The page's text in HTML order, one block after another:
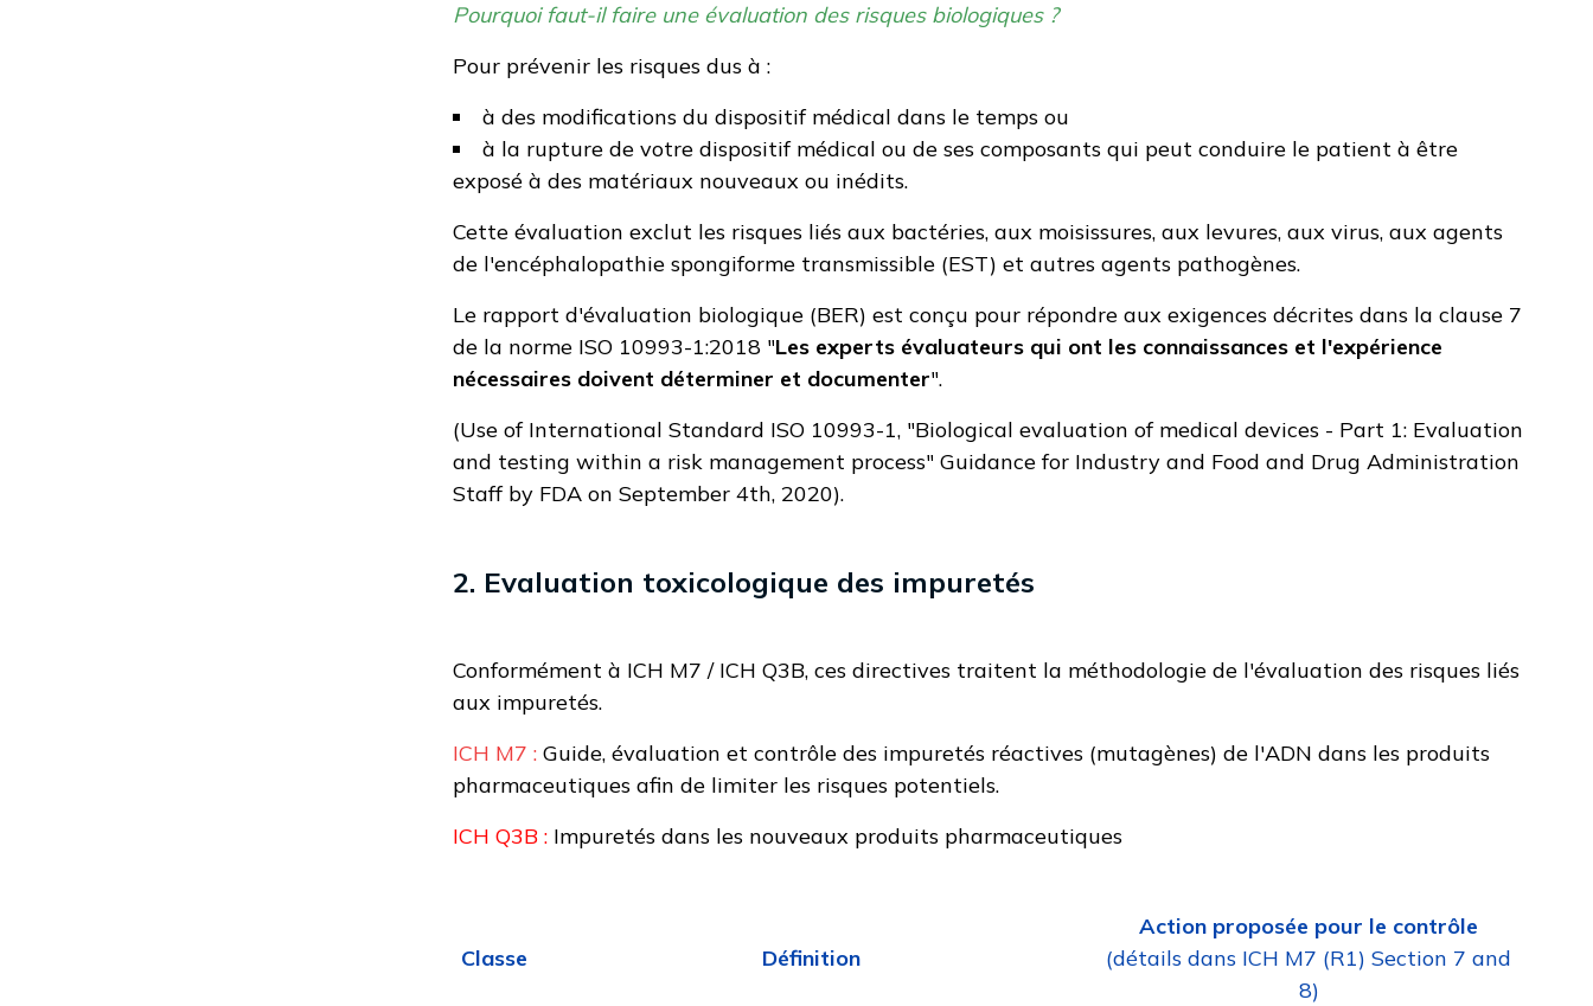
Pourquoi faut-il faire une évaluation des risques biologiques ?
Pour prévenir les risques dus à :
à des modifications du dispositif médical dans le temps ou
à la rupture de votre dispositif médical ou de ses composants qui peut conduire le patient à être
exposé à des matériaux nouveaux ou inédits.
Cette évaluation exclut les risques liés aux bactéries, aux moisissures, aux levures, aux virus, aux agents
de l'encéphalopathie spongiforme transmissible (EST) et autres agents pathogènes.
Le rapport d'évaluation biologique (BER) est conçu pour répondre aux exigences décrites dans la clause 7
de la norme ISO 10993-1:2018 "Les experts évaluateurs qui ont les connaissances et l'expérience
nécessaires doivent déterminer et documenter".
(Use of International Standard ISO 10993-1, "Biological evaluation of medical devices - Part 1: Evaluation
and testing within a risk management process" Guidance for Industry and Food and Drug Administration
Staff by FDA on September 4th, 2020).
2. Evaluation toxicologique des impuretés
Conformément à ICH M7 / ICH Q3B, ces directives traitent la méthodologie de l'évaluation des risques liés
aux impuretés.
ICH M7 : Guide, évaluation et contrôle des impuretés réactives (mutagènes) de l'ADN dans les produits
pharmaceutiques afin de limiter les risques potentiels.
ICH Q3B : Impuretés dans les nouveaux produits pharmaceutiques
Classe Définition
Action proposée pour le contrôle
(détails dans ICH M7 (R1) Section 7 and
8)